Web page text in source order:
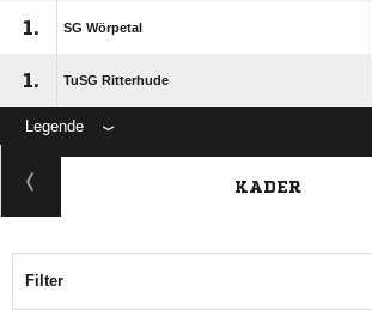
1. SG Wörpetal
1. TuSG Ritterhude
Legende
KADER
Filter